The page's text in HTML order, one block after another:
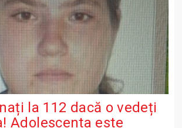
la 112 dacă o vedeți
Adolescenta este